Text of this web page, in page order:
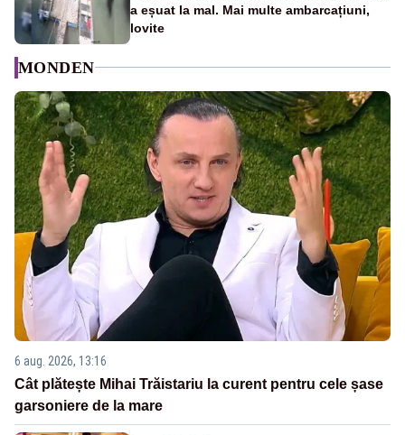
a eșuat la mal. Mai multe ambarcațiuni,
lovite
MONDEN
6 aug. 2026, 13:16
Cât plătește Mihai Trăistariu la curent pentru cele șase
garsoniere de la mare